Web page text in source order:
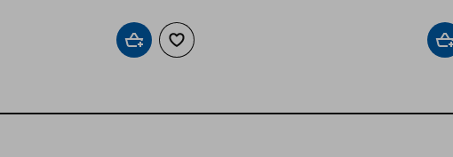
Προσθήκη στο καλάθι
Προσθήκη στα αγαπημένα